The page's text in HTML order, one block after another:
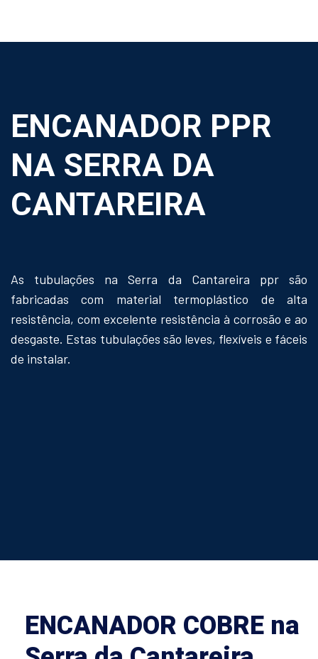
ENCANADOR PPR
NA SERRA DA
CANTAREIRA
As tubulações na Serra da Cantareira ppr são
fabricadas com material termoplástico de alta
resistência, com excelente resistência à corrosão e ao
desgaste. Estas tubulações são leves, flexíveis e fáceis
de instalar.
ENCANADOR COBRE na